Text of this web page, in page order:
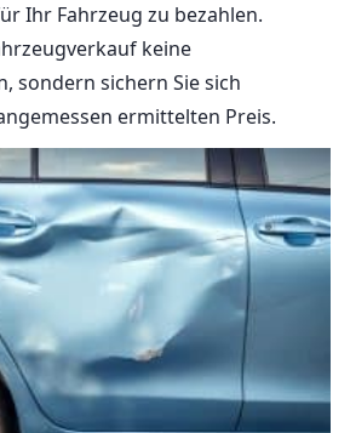
Ihr Fahrzeug zu bezahlen.
keine
sondern sichern Sie sich
ermittelten Preis.